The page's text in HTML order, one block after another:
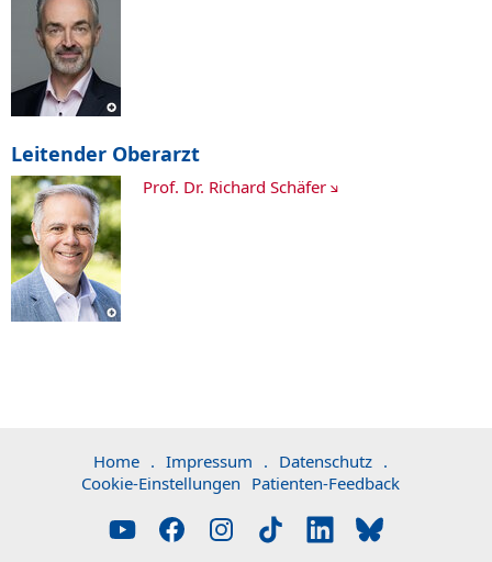
Leitender Oberarzt
Prof. Dr. Richard Schäfer
Home . Impressum . Datenschutz .
Cookie-Einstellungen Patienten-Feedback